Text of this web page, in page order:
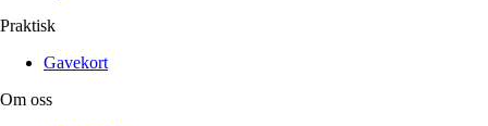
Praktisk
Gavekort
Om oss